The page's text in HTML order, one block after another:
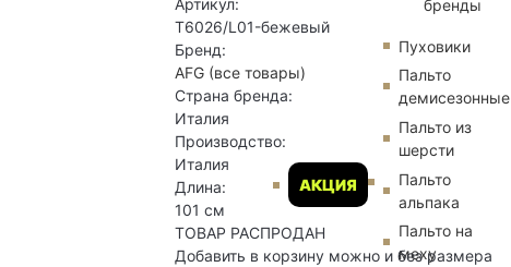
бренды
АКЦИЯ
Пуховики
Пальто
демисезонные
Пальто из
шерсти
Пальто
альпака
Пальто на
меху
Артикул:
T6026/L01-бежевый
Бренд:
AFG (все товары)
Страна бренда:
Италия
Производство:
Италия
Длина:
101 см
ТОВАР РАСПРОДАН
Добавить в корзину можно и без размера